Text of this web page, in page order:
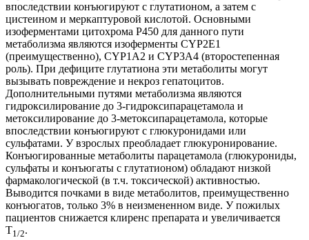
впоследствии конъюгируют с глутатионом, а затем с
цистеином и меркаптуровой кислотой. Основными
изоферментами цитохрома Р450 для данного пути
метаболизма являются изоферменты CYP2E1
(преимущественно), CYP1A2 и CYP3A4 (второстепенная
роль). При дефиците глутатиона эти метаболиты могут
вызывать повреждение и некроз гепатоцитов.
Дополнительными путями метаболизма являются
гидроксилирование до 3-гидроксипарацетамола и
метоксилирование до 3-метоксипарацетамола, которые
впоследствии конъюгируют с глюкуронидами или
сульфатами. У взрослых преобладает глюкуронирование.
Конъюгированные метаболиты парацетамола (глюкурониды,
сульфаты и конъюгаты с глутатионом) обладают низкой
фармакологической (в т.ч. токсической) активностью.
Выводится почками в виде метаболитов, преимущественно
конъюгатов, только 3% в неизмененном виде. У пожилых
пациентов снижается клиренс препарата и увеличивается
T1/2.